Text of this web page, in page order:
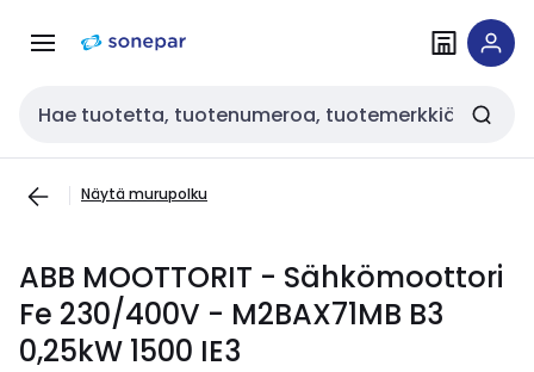
navigointiinsisältöön
Haku
Näytä murupolku
ABB MOOTTORIT - Sähkömoottori
Fe 230/400V - M2BAX71MB B3
0,25kW 1500 IE3